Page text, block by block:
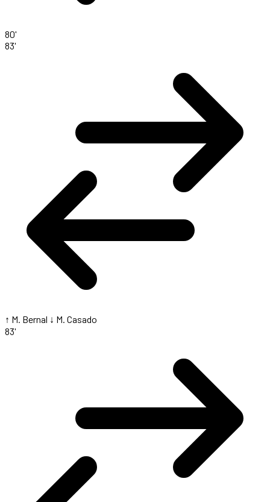
80'
83'
↑ M. Bernal ↓ M. Casado
83'